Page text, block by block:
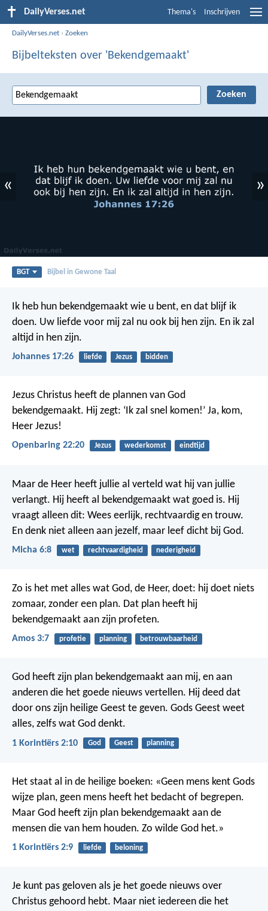
DailyVerses.net Thema's Inschrijven
DailyVerses.net ›Zoeken
Bijbelteksten over 'Bekendgemaakt'
« »
BGT Bijbel in Gewone Taal
Ik heb hun bekendgemaakt wie u bent, en dat blijf ik
doen. Uw liefde voor mij zal nu ook bij hen zijn. En ik zal
altijd in hen zijn.
Johannes 17:26 liefde Jezus bidden
Jezus Christus heeft de plannen van God
bekendgemaakt. Hij zegt: ‘Ik zal snel komen!’ Ja, kom,
Heer Jezus!
Openbaring 22:20 Jezus wederkomst eindtijd
Maar de Heer heeft jullie al verteld wat hij van jullie
verlangt. Hij heeft al bekendgemaakt wat goed is. Hij
vraagt alleen dit: Wees eerlijk, rechtvaardig en trouw.
En denk niet alleen aan jezelf, maar leef dicht bij God.
Micha 6:8 wet rechtvaardigheid nederigheid
Zo is het met alles wat God, de Heer, doet: hij doet niets
zomaar, zonder een plan. Dat plan heeft hij
bekendgemaakt aan zijn profeten.
Amos 3:7 profetie planning betrouwbaarheid
God heeft zijn plan bekendgemaakt aan mij, en aan
anderen die het goede nieuws vertellen. Hij deed dat
door ons zijn heilige Geest te geven. Gods Geest weet
alles, zelfs wat God denkt.
1 Korintiërs 2:10 God Geest planning
Het staat al in de heilige boeken: «Geen mens kent Gods
wijze plan, geen mens heeft het bedacht of begrepen.
Maar God heeft zijn plan bekendgemaakt aan de
mensen die van hem houden. Zo wilde God het.»
1 Korintiërs 2:9 liefde beloning
Je kunt pas geloven als je het goede nieuws over
Christus gehoord hebt. Maar niet iedereen die het